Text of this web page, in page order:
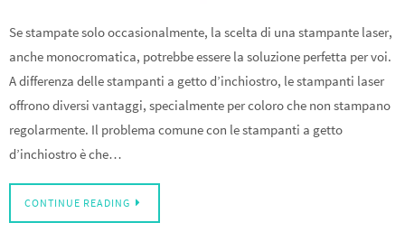
Se stampate solo occasionalmente, la scelta di una stampante laser,
anche monocromatica, potrebbe essere la soluzione perfetta per voi.
A differenza delle stampanti a getto d’inchiostro, le stampanti laser
offrono diversi vantaggi, specialmente per coloro che non stampano
regolarmente. Il problema comune con le stampanti a getto
d’inchiostro è che…
CONTINUE READING